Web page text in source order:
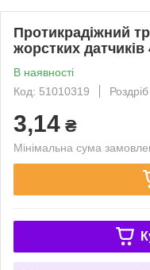
Протикрадіжний
жорстких
В наявності
Код: 51010319
Роздріб
3,14 ₴
Мінімальна сума